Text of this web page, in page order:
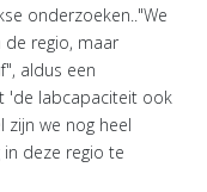
onderzoeken.."We
regio, maar
aldus een
'de labcapaciteit ook
we nog heel
deze regio te